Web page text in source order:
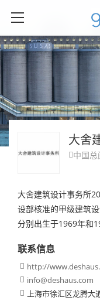
大舍
 中国
大舍建筑设计事务所
设部核准的甲级建筑
分别出生于1969年和
联系信息
 http://
 info@deshaus.com
 上海市徐汇区龙腾大